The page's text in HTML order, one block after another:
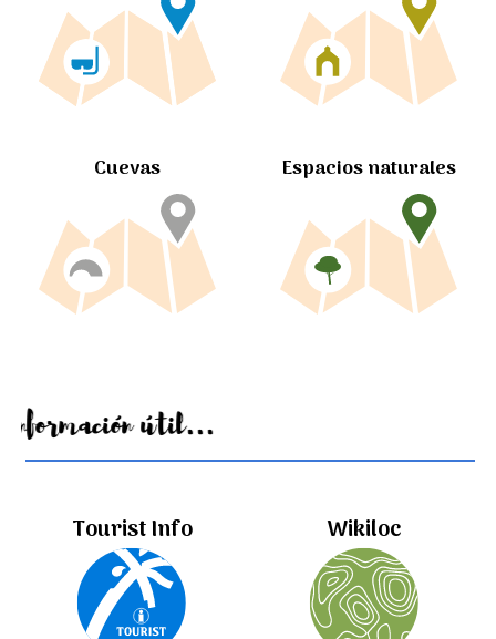
Cuevas Espacios naturales
Información útil...
Tourist Info Wikiloc